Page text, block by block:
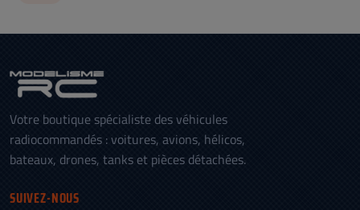
Votre boutique spécialiste des véhicules
radiocommandés : voitures, avions, hélicos,
bateaux, drones, tanks et pièces détachées.
SUIVEZ-NOUS